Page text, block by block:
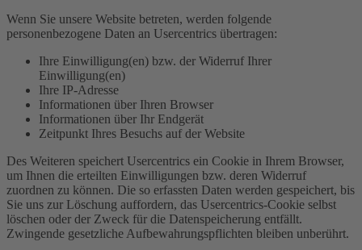
Wenn Sie unsere Website betreten, werden folgende
personenbezogene Daten an Usercentrics übertragen:
Ihre Einwilligung(en) bzw. der Widerruf Ihrer
Einwilligung(en)
Ihre IP-Adresse
Informationen über Ihren Browser
Informationen über Ihr Endgerät
Zeitpunkt Ihres Besuchs auf der Website
Des Weiteren speichert Usercentrics ein Cookie in Ihrem Browser,
um Ihnen die erteilten Einwilligungen bzw. deren Widerruf
zuordnen zu können. Die so erfassten Daten werden gespeichert, bis
Sie uns zur Löschung auffordern, das Usercentrics-Cookie selbst
löschen oder der Zweck für die Datenspeicherung entfällt.
Zwingende gesetzliche Aufbewahrungspflichten bleiben unberührt.